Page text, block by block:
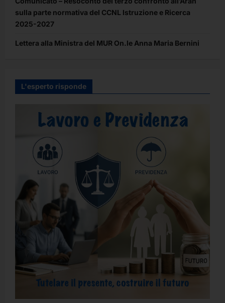
sulla parte normativa del CCNL Istruzione e Ricerca
2025-2027
Lettera alla Ministra del MUR On.le Anna Maria Bernini
L'esperto risponde